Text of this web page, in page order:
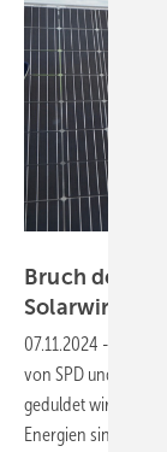
Bruch der
07.11.2024 -
von SPD und B90/
geduldet wird, wird
Energien sind